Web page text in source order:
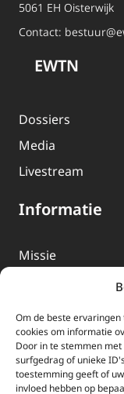
Om de beste
cookies om informatie
Door in te stemmen
surfgedrag of unieke
toestemming geeft of
invloed hebben op
5061 EH Oisterwijk
Contact:
EWTN
Dossiers
Media
Livestream
Informatie
Missie
EWTN-Team